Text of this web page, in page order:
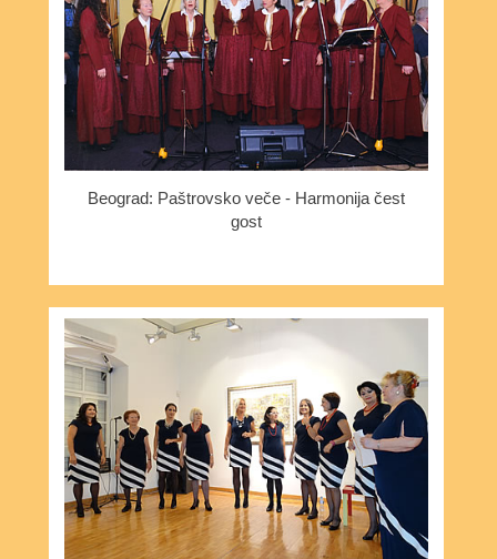
Beograd: Paštrovsko veče - Harmonija čest
gost